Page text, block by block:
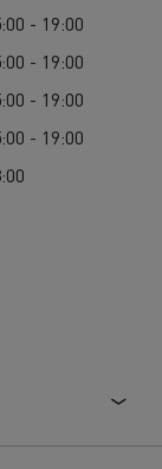
- 19:00
- 19:00
- 19:00
- 19:00